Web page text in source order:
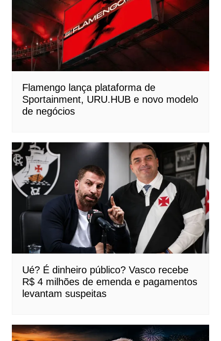
Flamengo lança plataforma de
Sportainment, URU.HUB e novo modelo
de negócios
Ué? É dinheiro público? Vasco recebe
R$ 4 milhões de emenda e pagamentos
levantam suspeitas